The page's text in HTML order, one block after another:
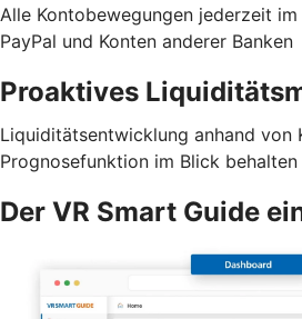
Alle Kontobewegungen jederzeit
PayPal und Konten anderer Banken
Proaktives
Liquiditätsentwicklung anhand von
Prognosefunktion im Blick behalten
Der VR Smart Guide